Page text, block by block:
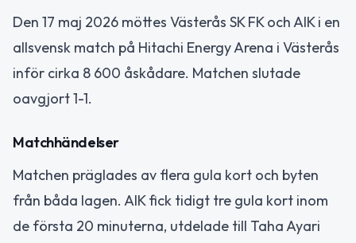
Den 17 maj 2026 möttes Västerås SK FK och AIK i en
allsvensk match på Hitachi Energy Arena i Västerås
inför cirka 8 600 åskådare. Matchen slutade
oavgjort 1-1.
Matchhändelser
Matchen präglades av flera gula kort och byten
från båda lagen. AIK fick tidigt tre gula kort inom
de första 20 minuterna, utdelade till Taha Ayari